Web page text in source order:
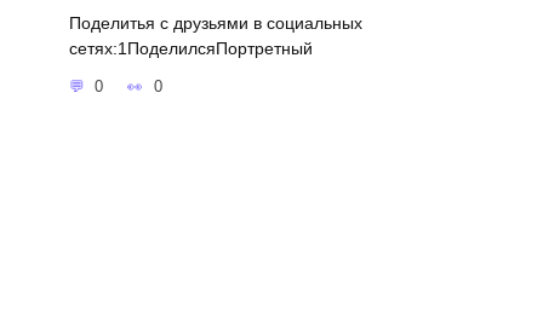
Поделитья с друзьями в социальных
сетях:1ПоделилсяПортретный
0 0